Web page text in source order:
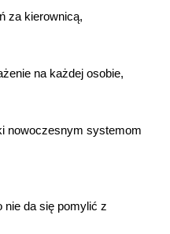
za kierownicą,
na każdej osobie,
nowoczesnym systemom
nie da się pomylić z